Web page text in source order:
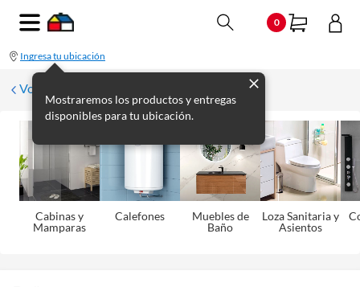
0
Ingresa tu ubicación
Mostraremos los productos y entregas
disponibles para tu ubicación.
Volver
Cabinas y
Mamparas
Calefones
Muebles de
Baño
Loza Sanitaria y
Asientos